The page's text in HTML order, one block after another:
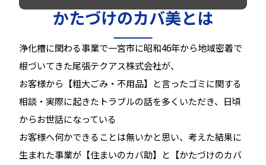
かたづけのカバ美とは
浄化槽に関わる事業で一宮市に昭和46年から地域密着で
根づいてきた尾張テクアス株式会社が、
お客様から【粗大ごみ・不用品】と言ったゴミに関する
相談・実際に起きたトラブルの話を多くいただき、日頃
からお世話になっている
お客様へ何かできることは無いかと思い、考えた結果に
生まれた事業が【住まいのカバ助】と【かたづけのカバ